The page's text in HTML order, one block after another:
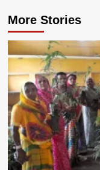
More Stories